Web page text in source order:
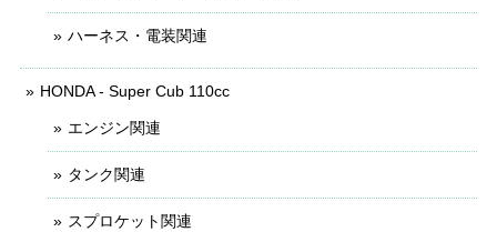
ハーネス・電装関連
HONDA - Super Cub 110cc
エンジン関連
タンク関連
スプロケット関連